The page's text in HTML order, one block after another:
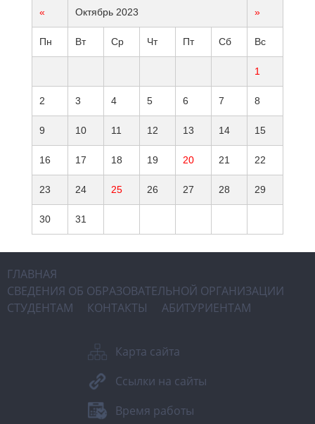
« Октябрь 2023 »
Пн Вт Ср Чт Пт Сб Вс
1
2 3 4 5 6 7 8
9 10 11 12 13 14 15
16 17 18 19 20 21 22
23 24 25 26 27 28 29
30 31
ГЛАВНАЯ
СВЕДЕНИЯ ОБ ОБРАЗОВАТЕЛЬНОЙ ОРГАНИЗАЦИИ
СТУДЕНТАМ
КОНТАКТЫ АБИТУРИЕНТАМ
Карта сайта
Ссылки на сайты
Время работы